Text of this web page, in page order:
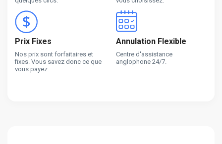
Prix Fixes
Nos prix sont forfaitaires et
fixes. Vous savez donc ce que
vous payez.
Annulation Flexible
Centre d'assistance
anglophone 24/7.